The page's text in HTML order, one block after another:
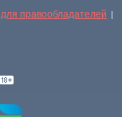
для правообладателей |